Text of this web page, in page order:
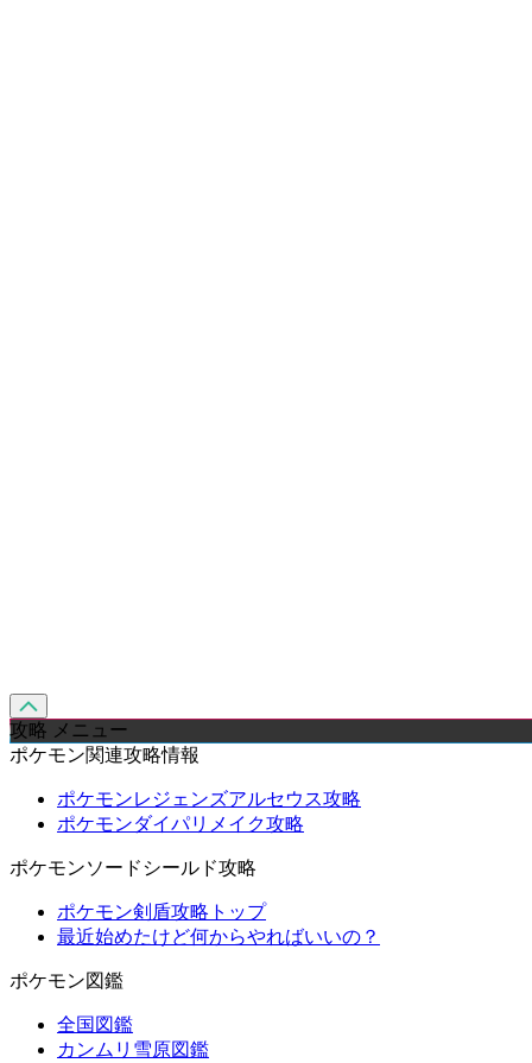
攻略 メニュー
ポケモン関連攻略情報
ポケモンレジェンズアルセウス攻略
ポケモンダイパリメイク攻略
ポケモンソードシールド攻略
ポケモン剣盾攻略トップ
最近始めたけど何からやればいいの？
ポケモン図鑑
全国図鑑
カンムリ雪原図鑑